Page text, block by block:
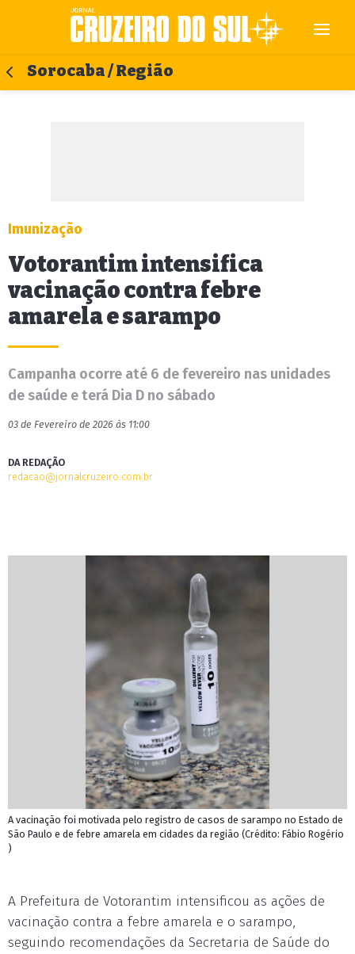
Sorocaba / Região
Imunização
Votorantim intensifica
vacinação contra febre
amarela e sarampo
Campanha ocorre até 6 de fevereiro nas unidades
de saúde e terá Dia D no sábado
03 de Fevereiro de 2026 às 11:00
DA REDAÇÃO
redacao@jornalcruzeiro.com.br
A vacinação foi motivada pelo registro de casos de sarampo no Estado de
São Paulo e de febre amarela em cidades da região (Crédito: Fábio Rogério
)
A Prefeitura de Votorantim intensificou as ações de
vacinação contra a febre amarela e o sarampo,
seguindo recomendações da Secretaria de Saúde do